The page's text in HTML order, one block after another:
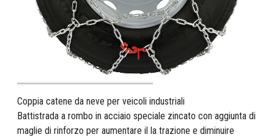
Coppia catene da neve per veicoli industriali
Battistrada a rombo in acciaio speciale zincato con aggiunta di
maglie di rinforzo per aumentare il la trazione e diminuire